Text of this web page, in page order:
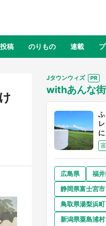
宮城 山形 福島
千葉 東京
奈良 和歌
山口
愛媛
稿 のりもの 連載
町へ ふるさと納税
』の〝舞〟の世界
ルズ展望台でコ
「猫猫像」も【8
日向翔陽＆
る！ アニ
舗「鐘崎」
Jタウンウィズ
withあんな
広島県 福
静岡県富士宮市
鳥取県湯梨浜町
新潟県粟島浦村